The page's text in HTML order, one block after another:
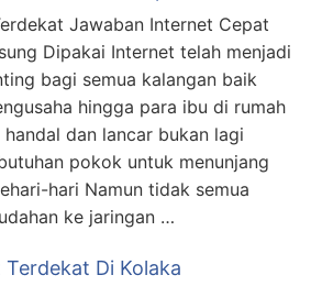
Jawaban Internet Cepat
Dipakai Internet telah menjadi
bagi semua kalangan baik
hingga para ibu di rumah
dan lancar bukan lagi
pokok untuk menunjang
hari Namun tidak semua
ke jaringan …
Di Kolaka